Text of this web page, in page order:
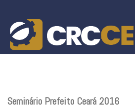
content
Seminário Prefeito Ceará 2016